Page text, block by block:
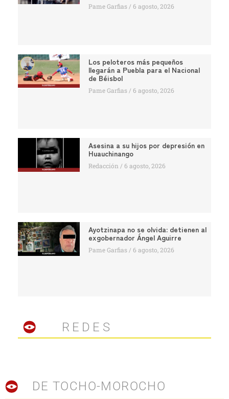
Pame Garfias 6 agosto, 2026
Los peloteros más pequeños
llegarán a Puebla para el Nacional
de Béisbol
Pame Garfias 6 agosto, 2026
Asesina a su hijos por depresión en
Huauchinango
Redacción 6 agosto, 2026
Ayotzinapa no se olvida: detienen al
exgobernador Ángel Aguirre
Pame Garfias 6 agosto, 2026
REDES
DE TOCHO-MOROCHO